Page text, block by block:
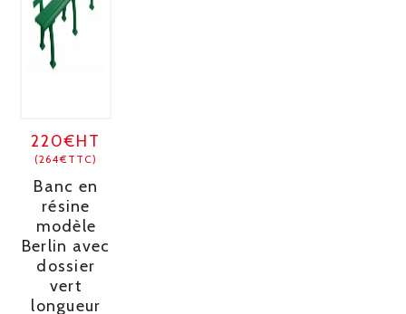
220€HT
(264€TTC)
Banc en
résine
modèle
Berlin avec
dossier
vert
longueur